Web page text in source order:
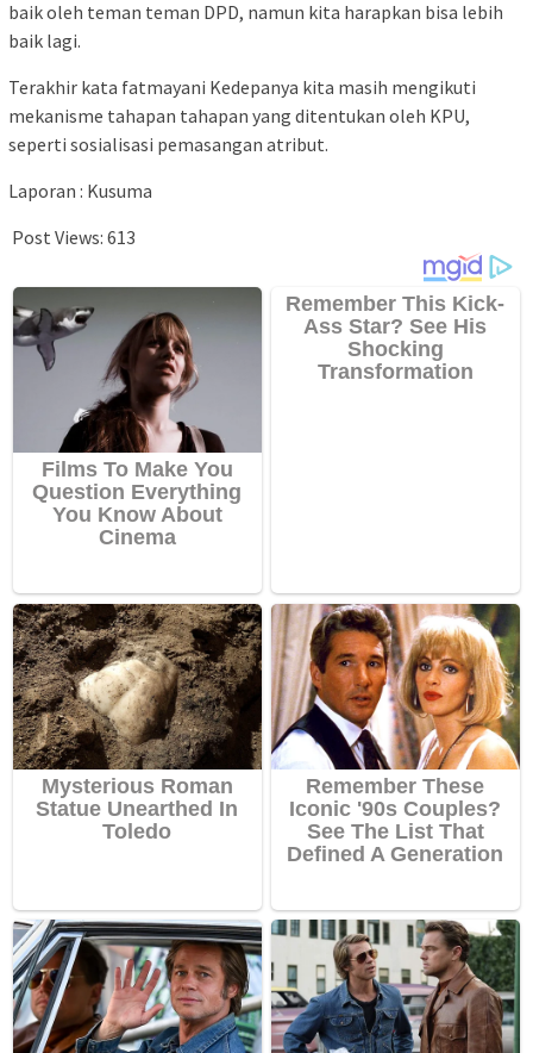
baik oleh teman teman DPD, namun kita harapkan bisa lebih
baik lagi.
Terakhir kata fatmayani Kedepanya kita masih mengikuti
mekanisme tahapan tahapan yang ditentukan oleh KPU,
seperti sosialisasi pemasangan atribut.
Laporan : Kusuma
Post Views: 613